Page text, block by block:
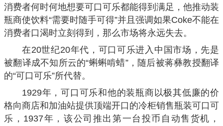
消费者何时何地想要可口可乐都能得到满足，他推动装
瓶商使饮料“需要时随手可得”并且强调如果Coke不能在
消费者口渴时立刻得到，那么市场将永远失去。
在20世纪20年代，可口可乐进入中国市场，先是
被翻译成不知所云的“蝌蝌啃蜡”，随后被蒋彝教授翻译
的“可口可乐”所代替。
1929年，可口可乐和他的装瓶商以极其低廉的价
格向商店和加油站提供顶端开口的冷柜销售瓶装可口可
乐，1937年，该公司推出第一台投币自动售货机，